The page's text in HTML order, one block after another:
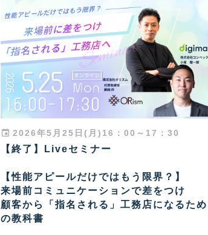
2026年5月25日(月)16：00～17：30
【終了】Liveセミナー
【性能アピールだけではもう限界？】
来場前コミュニケーションで差をつけ
顧客から「指名される」工務店になるため
の教科書